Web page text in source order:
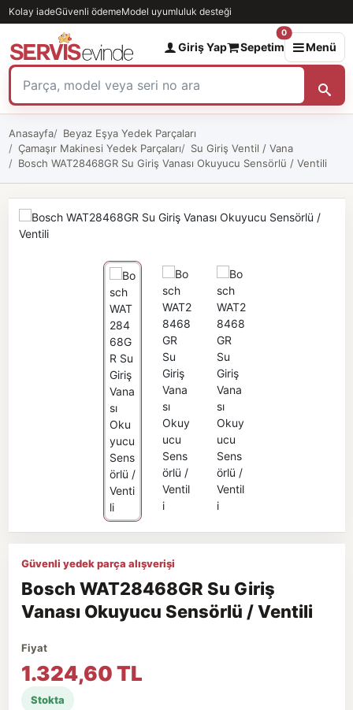
Kolay iadeGüvenli ödemeModel uyumluluk desteği
Giriş Yap Sepetim
0
Menü
Anasayfa
Beyaz Eşya Yedek Parçaları
Çamaşır Makinesi Yedek Parçaları
Su Giriş Ventil / Vana
Bosch WAT28468GR Su Giriş Vanası Okuyucu Sensörlü / Ventili
Güvenli yedek parça alışverişi
Bosch WAT28468GR Su Giriş
Vanası Okuyucu Sensörlü / Ventili
Fiyat
1.324,60 TL
Stokta